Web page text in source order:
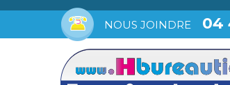
NOUS JOINDRE 04